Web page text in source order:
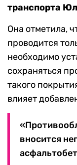
транспорта
Она отметила,
проводится
необходимо
сохраняться
такого
влияет
вносится